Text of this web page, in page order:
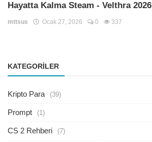
Hayatta Kalma Steam - Velthra 2026
mttsus Ocak 27, 2026 0 337
KATEGORILER
Kripto Para (39)
Prompt (1)
CS 2 Rehberi (7)